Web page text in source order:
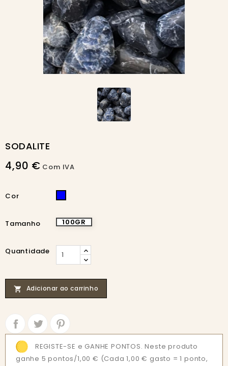
SODALITE
4,90 € Com IVA
Cor AZUL
Tamanho 100GR
Quantidade
 Adicionar ao carrinho
REGISTE-SE e GANHE PONTOS. Neste produto
ganhe 5 pontos/1,00 € (Cada 1,00 € gasto = 1 ponto,